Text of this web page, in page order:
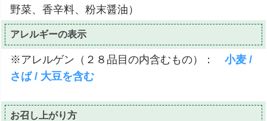
野菜、香辛料、粉末醤油）
アレルギーの表示
※アレルゲン（２８品目の内含むもの）： 小麦 /
さば / 大豆を含む
お召し上がり方